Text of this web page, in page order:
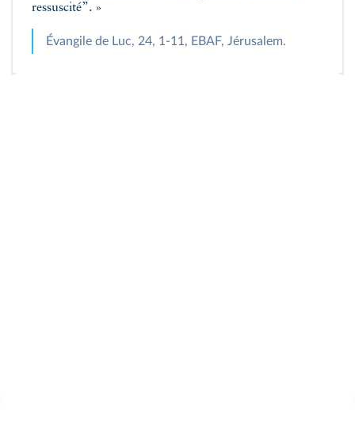
ressuscité”. »
Évangile de Luc, 24, 1-11, EBAF, Jérusalem.